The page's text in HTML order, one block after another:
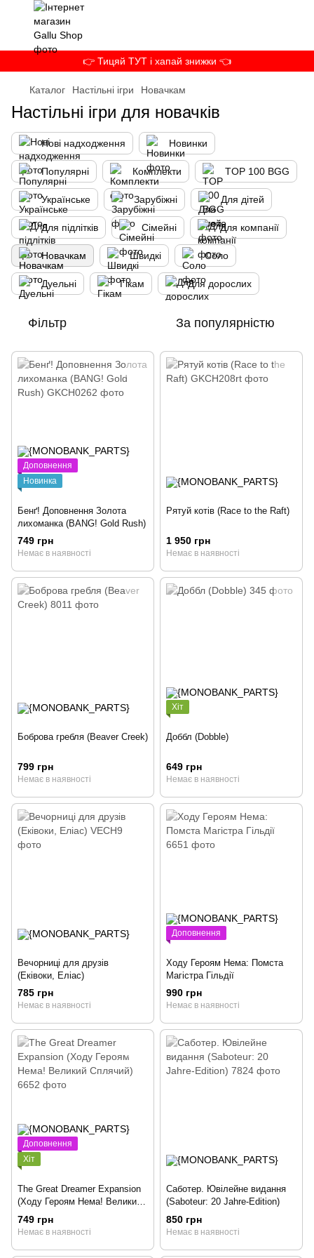
👉 Тицяй ТУТ і хапай знижки 👈
Каталог Настільні ігри Новачкам
Настільні ігри для новачків
Нові надходження Новинки
Популярні Комплекти TOP 100 BGG
Українське Зарубіжні Для дітей
Для підлітків Сімейні Для компанії
Новачкам Швидкі Соло
Дуельні Гікам Для дорослих
Фільтр За популярністю
Доповнення
Новинка
Бенґ! Доповнення Золота
лихоманка (BANG! Gold Rush)
749 грн
Немає в наявності
Рятуй котів (Race to the Raft)
1 950 грн
Немає в наявності
Боброва гребля (Beaver Creek)
799 грн
Немає в наявності
Хіт
Доббл (Dobble)
649 грн
Немає в наявності
Вечорниці для друзів
(Еківоки, Еліас)
785 грн
Немає в наявності
Доповнення
Ходу Героям Нема: Помста
Магістра Гільдії
990 грн
Немає в наявності
Доповнення
Хіт
The Great Dreamer Expansion
(Ходу Героям Нема! Великий
Сплячий)
749 грн
Немає в наявності
Саботер. Ювілейне видання
(Saboteur: 20 Jahre-Edition)
850 грн
Немає в наявності